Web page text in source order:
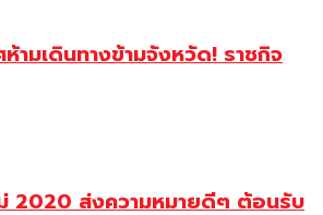
ห้ามเดินทางข้ามจังหวัด! ราชกิจ
2020 ส่งความหมายดีๆ ต้อนรับ